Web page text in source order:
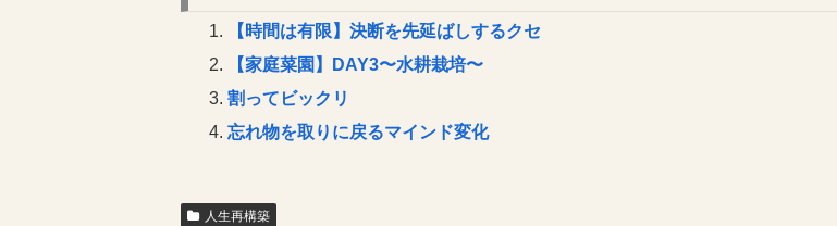
【時間は有限】決断を先延ばしするクセ
【家庭菜園】DAY3〜水耕栽培〜
割ってビックリ
忘れ物を取りに戻るマインド変化
人生再構築